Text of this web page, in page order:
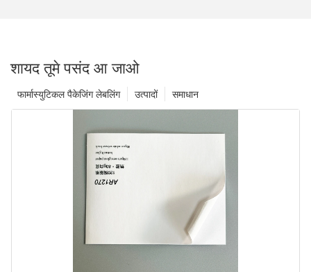
शायद तूमे पसंद आ जाओ
समाधान
उत्पादों
फार्मास्युटिकल पैकेजिंग लेबलिंग